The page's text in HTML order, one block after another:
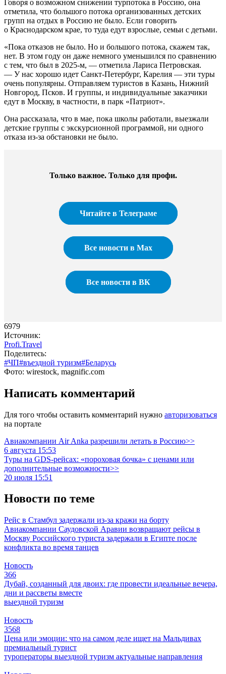
Говоря о возможном снижении турпотока в Россию, она
отметила, что большого потока организованных детских
групп на отдых в Россию не было. Если говорить
о Краснодарском крае, то туда едут взрослые, семьи с детьми.
«Пока отказов не было. Но и большого потока, скажем так,
нет. В этом году он даже немного уменьшился по сравнению
с тем, что был в 2025-м, — отметила Лариса Петровская.
— У нас хорошо идет Санкт-Петербург, Карелия — эти туры
очень популярны. Отправляем туристов в Казань, Нижний
Новгород, Псков. И группы, и индивидуальные заказчики
едут в Москву, в частности, в парк «Патриот».
Она рассказала, что в мае, пока школы работали, выезжали
детские группы с экскурсионной программой, ни одного
отказа из-за обстановки не было.
Только важное. Только для профи.​
Читайте в Телеграме
Все новости в Max
Все новости в ВК
6979
Источник:
Profi.Travel
Поделитесь:
#ЧП#въездной туризм#Беларусь
Фото: wirestock, magnific.com
Написать комментарий
Для того чтобы оставить комментарий нужно авторизоваться
на портале
Авиакомпании Air Anka разрешили летать в Россию>>
6 августа 15:53
Туры на GDS-рейсах: «пороховая бочка» с ценами или
дополнительные возможности>>
20 июля 15:51
Новости по теме
Рейс в Стамбул задержали из-за кражи на борту
Авиакомпании Саудовской Аравии возвращают рейсы в
Москву Российского туриста задержали в Египте после
конфликта во время танцев
Новость
366
Дубай, созданный для двоих: где провести идеальные вечера,
дни и рассветы вместе
выездной туризм
Новость
3568
Цена или эмоции: что на самом деле ищет на Мальдивах
премиальный турист
туроператоры выездной туризм актуальные направления